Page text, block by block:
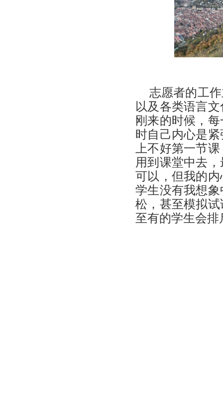
志愿者的工
以及各类语言
刚来的时候，
时自己内心是
上不好第一节
用到课堂中去
可以，但我的
学生没有我想
松，甚至模拟
至有的学生会排